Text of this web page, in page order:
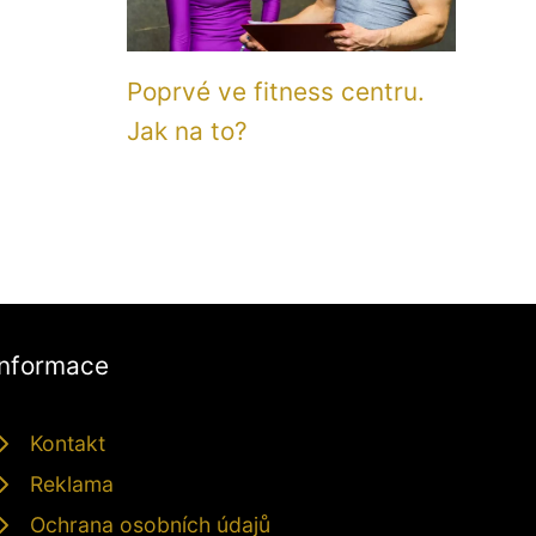
Poprvé ve fitness centru.
Jak na to?
Kontakt
Reklama
Ochrana osobních údajů